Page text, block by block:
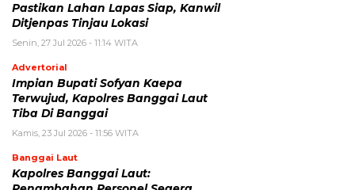
Pastikan Lahan Lapas Siap, Kanwil
Ditjenpas Tinjau Lokasi
Senin, 27 Jul 2026 - 11:14 WITA
Advertorial
Impian Bupati Sofyan Kaepa
Terwujud, Kapolres Banggai Laut
Tiba Di Banggai
Kamis, 23 Jul 2026 - 11:56 WITA
Banggai Laut
Kapolres Banggai Laut: